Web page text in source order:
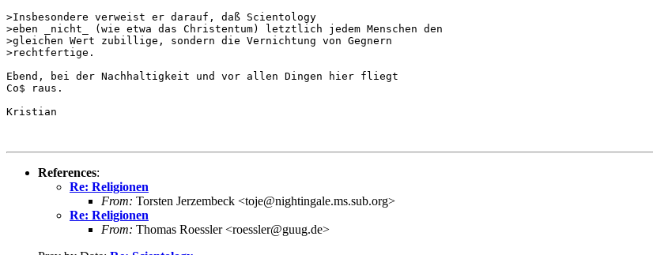
>Insbesondere verweist er darauf, daß Scientology
>eben _nicht_ (wie etwa das Christentum) letztlich jedem Menschen den
>gleichen Wert zubillige, sondern die Vernichtung von Gegnern
>rechtfertige.
Ebend, bei der Nachhaltigkeit und vor allen Dingen hier fliegt
Co$ raus.
Kristian
References:
Re: Religionen
From: Torsten Jerzembeck <toje@nightingale.ms.sub.org>
Re: Religionen
From: Thomas Roessler <roessler@guug.de>